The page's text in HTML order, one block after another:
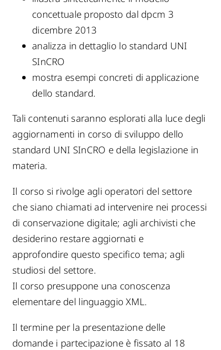
concettuale proposto dal dpcm 3
dicembre 2013
analizza in dettaglio lo standard UNI
SInCRO
mostra esempi concreti di applicazione
dello standard.
Tali contenuti saranno esplorati alla luce degli
aggiornamenti in corso di sviluppo dello
standard UNI SInCRO e della legislazione in
materia.
Il corso si rivolge agli operatori del settore
che siano chiamati ad intervenire nei processi
di conservazione digitale; agli archivisti che
desiderino restare aggiornati e
approfondire questo specifico tema; agli
studiosi del settore.
Il corso presuppone una conoscenza
elementare del linguaggio XML.
Il termine per la presentazione delle
domande i partecipazione è fissato al 18